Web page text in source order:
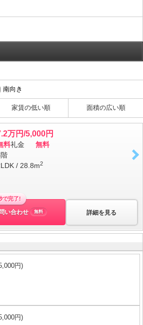
南向き
家賃の低い順 面積の広い順
万円/5,000円
料礼金
無料
/ 28.8m2
詳細を見る
で完了!
い合わせ 無料
円)
円)